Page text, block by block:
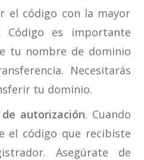
el código con la mayor
Código es importante
tu nombre de dominio
Necesitarás
tu dominio.
autorización. Cuando
el código que recibiste
Asegúrate de